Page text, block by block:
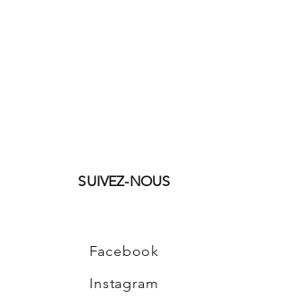
SUIVEZ-NOUS
Facebook
Instagram